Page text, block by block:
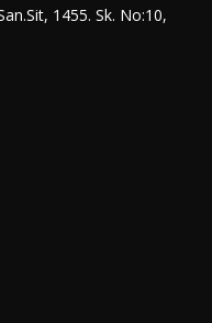
1455. Sk. No:10,